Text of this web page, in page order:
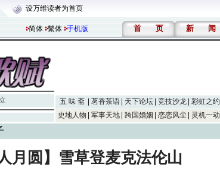
设万维读者为首页
简体 繁体 手机版 首 页 新 闻
五 味 斋 茗香茶语 天下论坛 竞技沙龙 彩虹之约
史地人物
军事天地 跨国婚姻 恋恋风尘 灵机一动
人月圆】雪草登麦克法伦山